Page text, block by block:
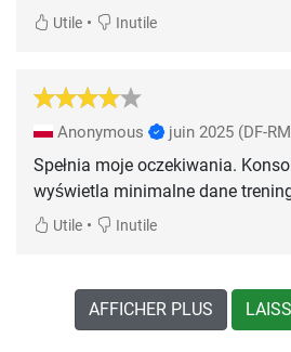
Utile • Inutile
Anonymous juin 2025 (DF-
Spełnia moje oczekiwania.
wyświetla minimalne dane
Utile • Inutile
AFFICHER PLUS